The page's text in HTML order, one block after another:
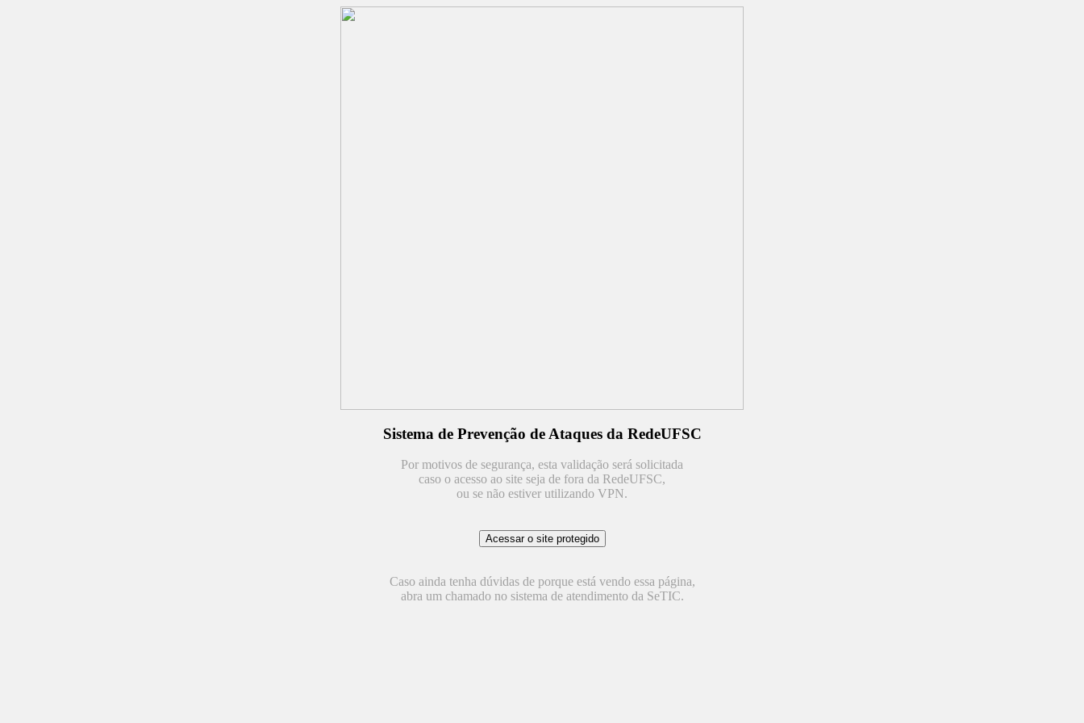
Sistema de Prevenção de Ataques da RedeUFSC
Por motivos de segurança, esta validação será solicitada
caso o acesso ao site seja de fora da RedeUFSC,
ou se não estiver utilizando VPN.
Caso ainda tenha dúvidas de porque está vendo essa página,
abra um chamado no sistema de atendimento da SeTIC.